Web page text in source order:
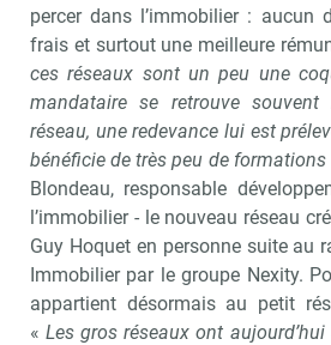
percer dans l’immobilier : aucun
frais et surtout une meilleure
ces réseaux sont un peu une
mandataire se retrouve
réseau, une redevance lui est
bénéficie de très peu de formations
Blondeau, responsable
l’immobilier - le nouveau réseau
Guy Hoquet en personne suite au
Immobilier par le groupe Nexity.
appartient désormais au petit
«Les gros réseaux ont